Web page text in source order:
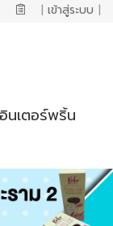
| เข้าสู่ระบบ |
เตอร์พริ้น